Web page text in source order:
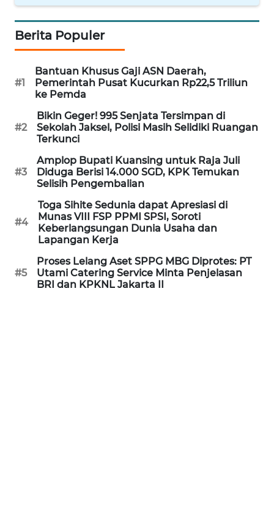
Berita Populer
#1
Bantuan Khusus Gaji ASN Daerah,
Pemerintah Pusat Kucurkan Rp22,5 Triliun
ke Pemda
#2
Bikin Geger! 995 Senjata Tersimpan di
Sekolah Jaksel, Polisi Masih Selidiki Ruangan
Terkunci
#3
Amplop Bupati Kuansing untuk Raja Juli
Diduga Berisi 14.000 SGD, KPK Temukan
Selisih Pengembalian
#4
Toga Sihite Sedunia dapat Apresiasi di
Munas VIII FSP PPMI SPSI, Soroti
Keberlangsungan Dunia Usaha dan
Lapangan Kerja
#5
Proses Lelang Aset SPPG MBG Diprotes: PT
Utami Catering Service Minta Penjelasan
BRI dan KPKNL Jakarta II
SUMBAR
WN
SUMSEL
WN
BENGKULU
WN
LAMPUNG
WN
JATENG
NUSANTARA